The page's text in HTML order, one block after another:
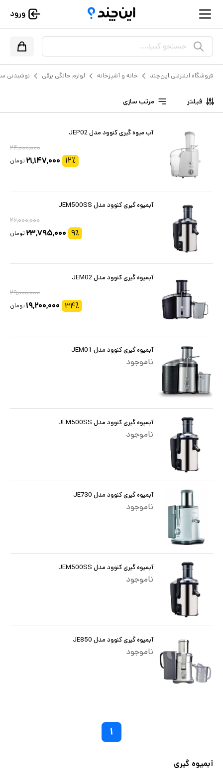
ورود
جستجو کنید...
فروشگاه اینترنتی این‌چند خانه و آشپزخانه لوازم خانگی برقی نوشیدنی
فیلتر مرتب سازی
آب میوه گیری کنوود مدل JEP02
۲۴,۰۰۰,۰۰۰
۱۲٪ ۲۱,۱۴۷,۰۰۰ تومان
آبمیوه گیری کنوود مدل JEM500SS
۲۶,۰۰۰,۰۰۰
۹٪ ۲۳,۷۹۵,۰۰۰ تومان
آبمیوه گیری کنوود مدل JEM02
۲۹,۰۰۰,۰۰۰
۳۴٪ ۱۹,۲۰۰,۰۰۰ تومان
آبمیوه گیری کنوود مدل JEM01
ناموجود
آبمیوه گیری کنوود مدل JEM500SS
ناموجود
آبمیوه گیری کنوود مدل JE730
ناموجود
آبمیوه گیری کنوود مدل JEM500SS
ناموجود
آبمیوه گیری کنوود مدل JE850
ناموجود
۱
آبمیوه گیری